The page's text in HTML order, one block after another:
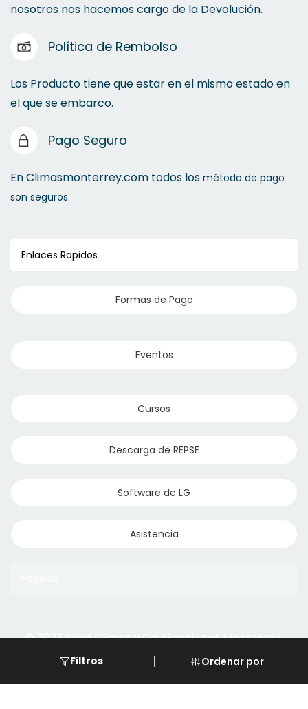
Ordenar por
Filtros
nosotros nos hacemos cargo de la Devolución.
Política de Rembolso
Los Producto tiene que estar en el mismo estado en
el que se embarco.
Pago Seguro
En Climasmonterrey.com todos los método de pago
son seguros.
Enlaces Rapidos
Formas de Pago
Eventos
Cursos
Descarga de REPSE
Software de LG
Asistencia
Aqua Aero
© 2023 Servi Climas y Calefacciones Monterrey
Powered by Climasmonterrey.com